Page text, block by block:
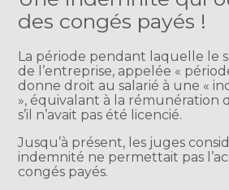
des congés payés !
La période pendant laquelle le
de l’entreprise, appelée «
donne droit au salarié à une «
», équivalant à la rémunération
s’il n’avait pas été licencié.
Jusqu’à présent, les juges
indemnité ne permettait pas
congés payés.